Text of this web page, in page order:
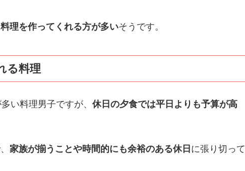
理を作ってくれる方が多いそうです。
る料理
い料理男子ですが、 休日の夕食では平日よりも予算が高
家族が揃うことや時間的にも余裕のある休日 に張り切って